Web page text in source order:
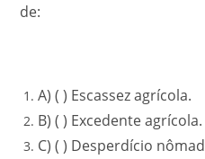
de:
A) ( ) Escassez agrícola.
B) ( ) Excedente agrícola.
C) ( ) Desperdício